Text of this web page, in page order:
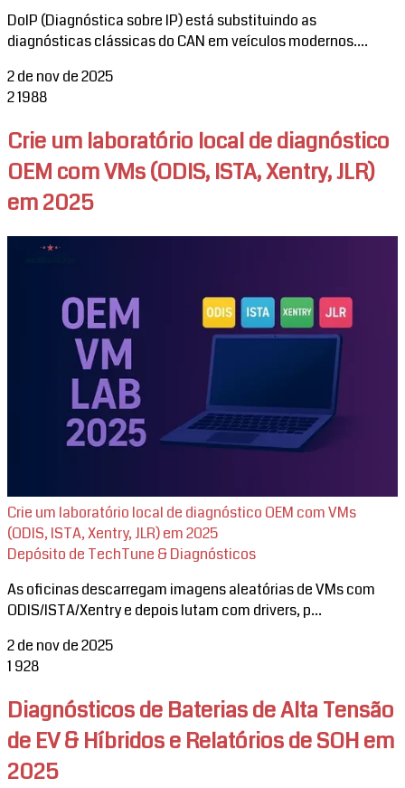
DoIP (Diagnóstica sobre IP) está substituindo as
diagnósticas clássicas do CAN em veículos modernos....
2 de nov de 2025
21988
Crie um laboratório local de diagnóstico
OEM com VMs (ODIS, ISTA, Xentry, JLR)
em 2025
Crie um laboratório local de diagnóstico OEM com VMs
(ODIS, ISTA, Xentry, JLR) em 2025
Depósito de TechTune & Diagnósticos
As oficinas descarregam imagens aleatórias de VMs com
ODIS/ISTA/Xentry e depois lutam com drivers, p...
2 de nov de 2025
1 928
Diagnósticos de Baterias de Alta Tensão
de EV & Híbridos e Relatórios de SOH em
2025